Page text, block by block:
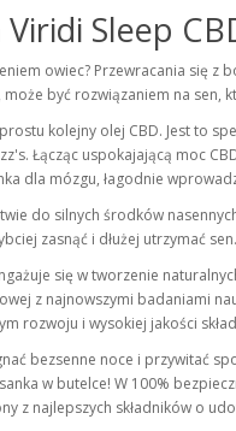
Sleep
owiec? Przewracania się z
może być rozwiązaniem na sen,
kolejny olej CBD. Jest to
Łącząc uspokajającą moc
dla mózgu, łagodnie
do silnych środków
zasnąć i dłużej utrzymać
się w tworzenie
z najnowszymi badaniami
rozwoju i wysokiej jakości
bezsenne noce i przywitać
w butelce! W 100%
z najlepszych składników o